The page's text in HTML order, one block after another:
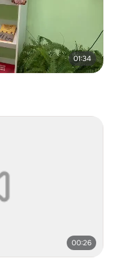
01:34
00:26